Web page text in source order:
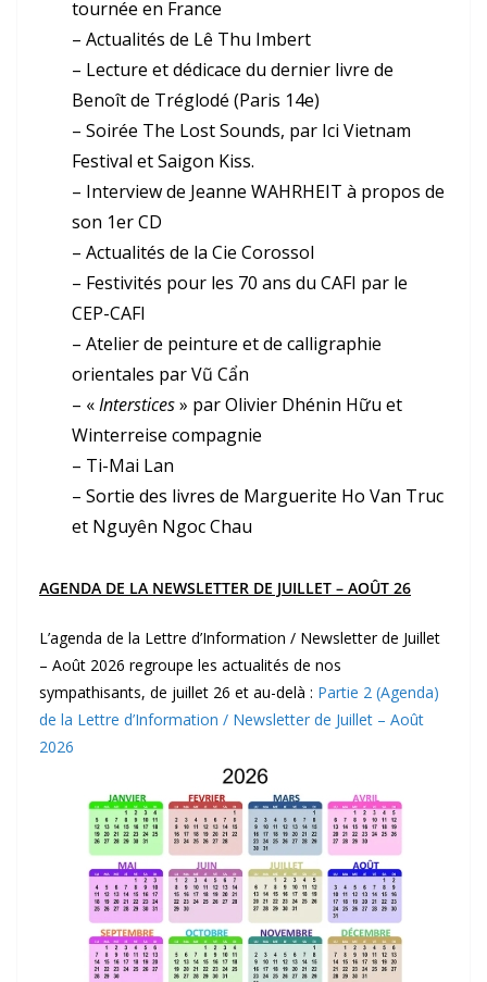
tournée en France
– Actualités de Lê Thu Imbert
– Lecture et dédicace du dernier livre de
Benoît de Tréglodé (Paris 14e)
– Soirée The Lost Sounds, par Ici Vietnam
Festival et Saigon Kiss.
– Interview de Jeanne WAHRHEIT à propos de
son 1er CD
– Actualités de la Cie Corossol
– Festivités pour les 70 ans du CAFI par le
CEP-CAFI
– Atelier de peinture et de calligraphie
orientales par Vũ Cẩn
– «Interstices» par Olivier Dhénin Hữu et
Winterreise compagnie
– Ti-Mai Lan
– Sortie des livres de Marguerite Ho Van Truc
et Nguyên Ngoc Chau
AGENDA DE LA NEWSLETTER DE JUILLET – AOÛT 26
L’agenda de la Lettre d’Information / Newsletter de Juillet
– Août 2026 regroupe les actualités de nos
sympathisants, de juillet 26 et au-delà : Partie 2 (Agenda)
de la Lettre d’Information / Newsletter de Juillet – Août
2026